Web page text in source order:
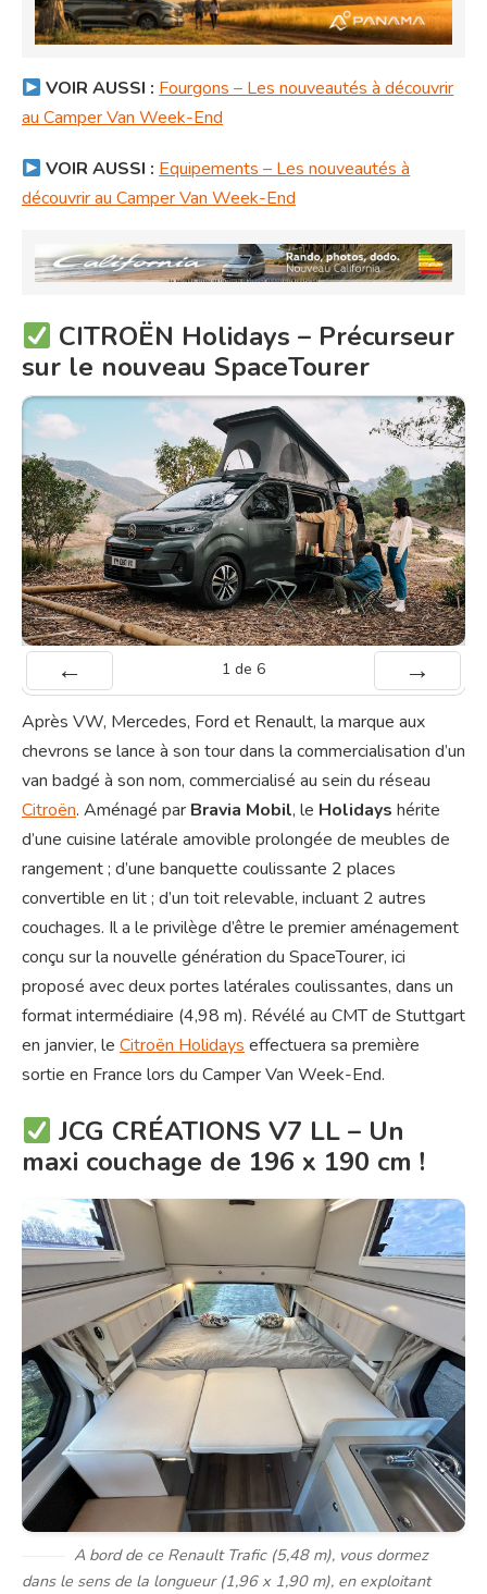
VOIR AUSSI : Fourgons – Les nouveautés à découvrir
au Camper Van Week-End
VOIR AUSSI : Equipements – Les nouveautés à
découvrir au Camper Van Week-End
CITROËN Holidays – Précurseur
sur le nouveau SpaceTourer
1 de 6
Après VW, Mercedes, Ford et Renault, la marque aux
chevrons se lance à son tour dans la commercialisation d’un
van badgé à son nom, commercialisé au sein du réseau
Citroën. Aménagé par Bravia Mobil, le Holidays hérite
d’une cuisine latérale amovible prolongée de meubles de
rangement ; d’une banquette coulissante 2 places
convertible en lit ; d’un toit relevable, incluant 2 autres
couchages. Il a le privilège d’être le premier aménagement
conçu sur la nouvelle génération du SpaceTourer, ici
proposé avec deux portes latérales coulissantes, dans un
format intermédiaire (4,98 m). Révélé au CMT de Stuttgart
en janvier, le Citroën Holidayseffectuera sa première
sortie en France lors du Camper Van Week-End.
JCG CRÉATIONS V7 LL – Un
maxi couchage de 196 x 190 cm !
A bord de ce Renault Trafic (5,48 m), vous dormez
dans le sens de la longueur (1,96 x 1,90 m), en exploitant